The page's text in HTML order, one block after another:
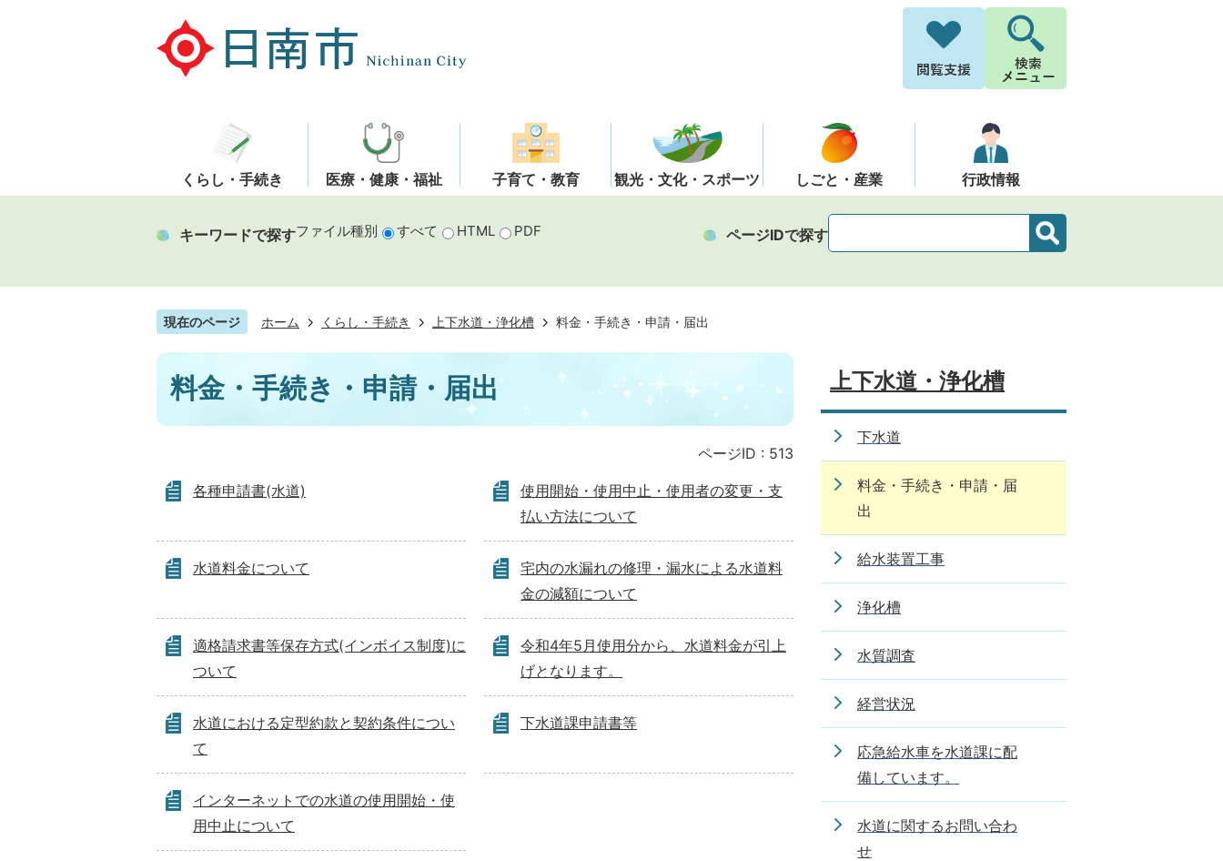
くらし・手続き 医療・健康・福祉 子育て・教育 観光・文化・スポーツ しごと・産業 行政情報
キーワードで探すファイル種別 すべて HTML PDF ページIDで探す
現在のページ ホーム くらし・手続き 上下水道・浄化槽 料金・手続き・申請・届出
料金・手続き・申請・届出
ページID : 513
各種申請書(水道)
使用開始・使用中止・使用者の変更・支
払い方法について
水道料金について
宅内の水漏れの修理・漏水による水道料
金の減額について
適格請求書等保存方式(インボイス制度)に
ついて
令和4年5月使用分から、水道料金が引上
げとなります。
水道における定型約款と契約条件につい
て
下水道課申請書等
インターネットでの水道の使用開始・使
用中止について
上下水道・浄化槽
下水道
料金・手続き・申請・届
出
給水装置工事
浄化槽
水質調査
経営状況
応急給水車を水道課に配
備しています。
水道に関するお問い合わ
せ